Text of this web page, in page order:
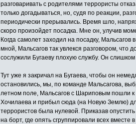
разговаривать с родителями террористы
только догадываться, но, судя по реакции,
периодически прерывались. Время шло,
скоро произойдет посадка. Мне он, улучив
Когда самолет заходил на посадку,
мной, Мальсагов так увлекся разговором, что
сослужили Бугаеву плохую службу. Он
Тут уже я закричал на Бугаева, чтобы он
остановились, мы, по команде Мальсагова,
летном поле, Мальсагов с Шариповым пошли к
Хочилаева и прибыл сюда (на Новую Землю)
террористов была нулевой. Приказав
на борт, где опять сгруппировали всех